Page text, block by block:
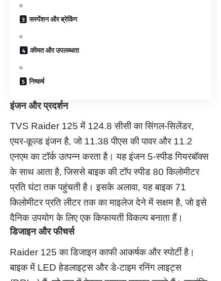
सस्पेंशन और ब्रेकिंग
कीमत और उपलब्धता
निष्कर्ष
इंजन और प्रदर्शन
TVS Raider 125 में 124.8 सीसी का सिंगल-सिलेंडर,
एयर-कूल्ड इंजन है, जो 11.38 पीएस की पावर और 11.2
एनएम का टॉर्क उत्पन्न करता है। यह इंजन 5-स्पीड गियरबॉक्स
के साथ आता है, जिससे बाइक की टॉप स्पीड 80 किलोमीटर
प्रति घंटा तक पहुंचती है। इसके अलावा, यह बाइक 71
किलोमीटर प्रति लीटर तक का माइलेज देने में सक्षम है, जो इसे
दैनिक उपयोग के लिए एक किफायती विकल्प बनाता हैं।
डिजाइन और फीचर्स
Raider 125 का डिजाइन काफी आकर्षक और स्पोर्टी है।
बाइक में LED हेडलाइट्स और डे-टाइम रनिंग लाइट्स